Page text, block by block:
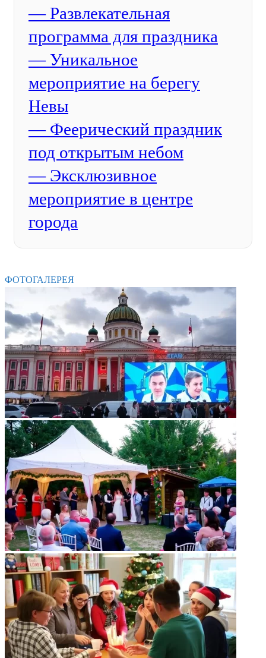
— Развлекательная
программа для праздника
— Уникальное
мероприятие на берегу
Невы
— Феерический праздник
под открытым небом
— Эксклюзивное
мероприятие в центре
города
ФОТОГАЛЕРЕЯ